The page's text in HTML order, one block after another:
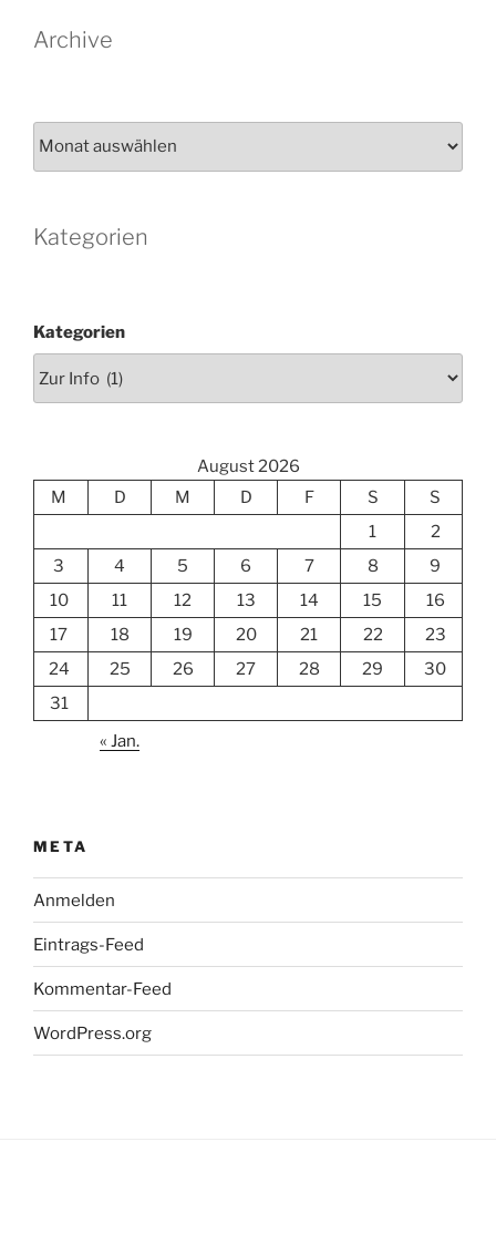
Archive
Kategorien
Kategorien
August 2026
M
D M D F S
S
1
2
3
4 5 6 7 8
9
10
11 12 13 14 15
16
17
18 19 20 21 22
23
24
25 26 27 28 29
30
31
« Jan.
META
Anmelden
Eintrags-Feed
Kommentar-Feed
WordPress.org